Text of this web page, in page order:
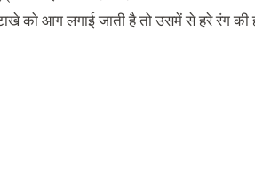
को आग लगाई जाती है तो उसमें से हरे रंग की